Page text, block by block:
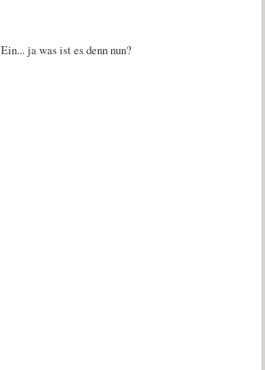
Ein... ja was ist es denn nun?